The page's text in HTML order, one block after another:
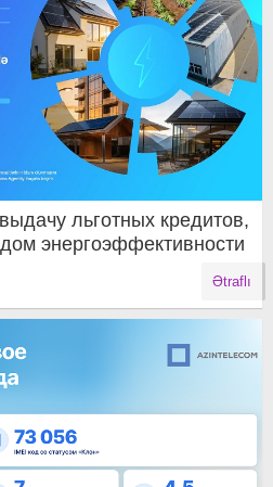
льготных кредитов,
энергоэффективности
Ətraflı